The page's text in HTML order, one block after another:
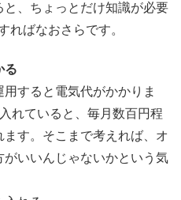
、ちょっとだけ知識が必要
ればなおさらです。
る
すると電気代がかかりま
れていると、毎月数百円程
す。そこまで考えれば、オ
いいんじゃないかという気